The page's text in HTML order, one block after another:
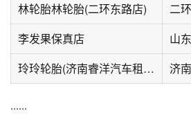
林轮胎林轮胎(二环东路店)
李发果保真店
玲玲轮胎(济南睿洋汽车租赁有限公司德馨斋分部店)
......